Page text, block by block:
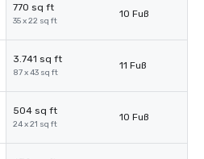
770 sq ft
35 x 22 sq ft
10 Fuß
3.741 sq ft
87 x 43 sq ft
11 Fuß
504 sq ft
24 x 21 sq ft
10 Fuß